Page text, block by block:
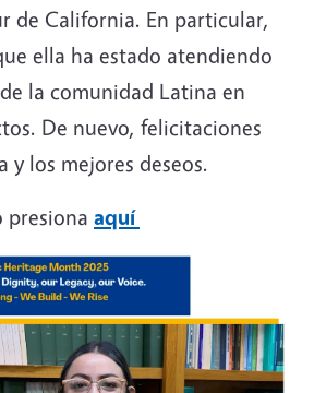
de California. En particular,
ella ha estado atendiendo
la comunidad Latina en
De nuevo, felicitaciones
y los mejores deseos.
presiona aquí